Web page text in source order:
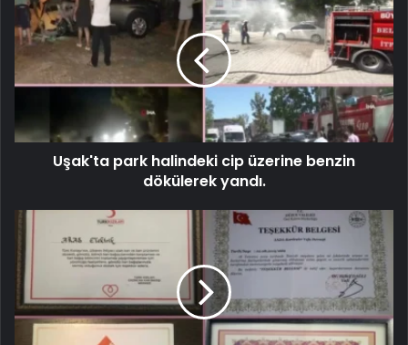
Uşak'ta park halindeki cip üzerine benzin
dökülerek yandı.